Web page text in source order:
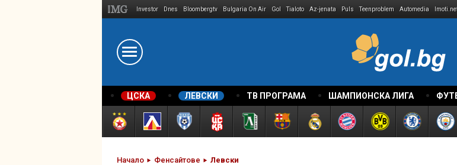
Investor Dnes Bloombergtv Bulgaria On Air Gol Tialoto Az-jenata Puls Teenproblem Automedia
ЦСКА ЛЕВСКИ ТВ ПРОГРАМА ШАМПИОНСКА ЛИГА
Начало Фенсайтове Левски